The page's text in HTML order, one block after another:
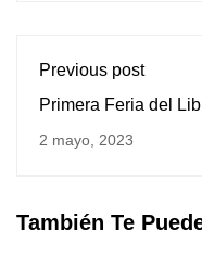
Previous post
Primera Feria del
2 mayo, 2023
También Te